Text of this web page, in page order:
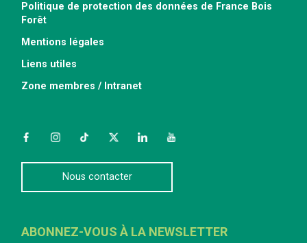
Politique de protection des données de France Bois
Forêt
Mentions légales
Liens utiles
Zone membres / Intranet
FacebookInstagramTikTokTwitterLinkedInYouTube
Nous contacter
ABONNEZ-VOUS À LA NEWSLETTER